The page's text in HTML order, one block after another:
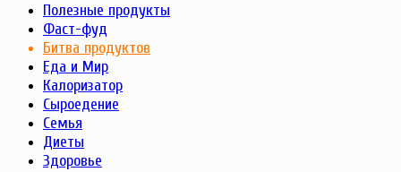
Полезные продукты
Фаст-фуд
Битва продуктов
Еда и Мир
Калоризатор
Сыроедение
Семья
Диеты
Здоровье